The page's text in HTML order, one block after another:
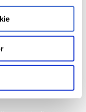
również
lub udar o
(4 tabletki
zalecana
75 mg na
Następnie